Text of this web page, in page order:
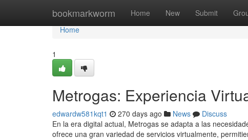
bookmarkworm Home New Submit
Home
Home
1
Metrogas: Experiencia
edwardw581kqt1 270 days ago News
Discuss
En la era digital actual, Metrogas se adapta a las
ofrece una gran variedad de servicios virtualmente,